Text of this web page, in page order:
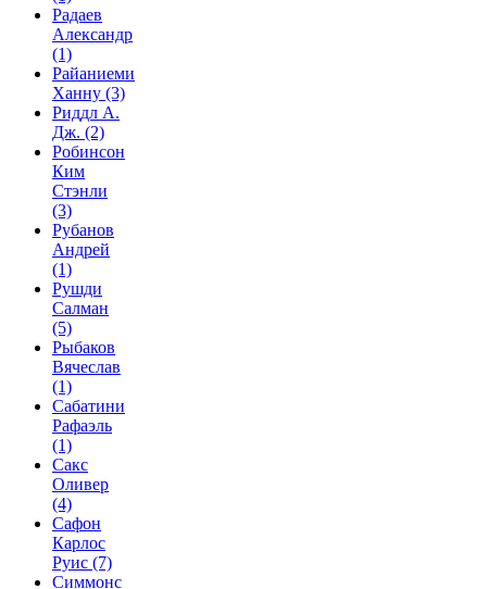
Радаев
Александр
(1)
Райаниеми
Ханну (3)
Риддл А.
Дж. (2)
Робинсон
Ким
Стэнли
(3)
Рубанов
Андрей
(1)
Рушди
Салман
(5)
Рыбаков
Вячеслав
(1)
Сабатини
Рафаэль
(1)
Сакс
Оливер
(4)
Сафон
Карлос
Руис (7)
Симмонс